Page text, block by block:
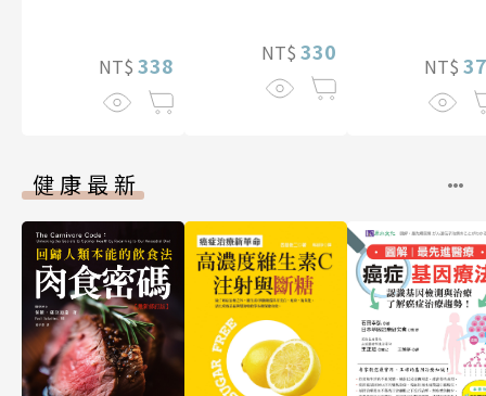
NT$ 338 NT$ 330
NT$
健康最新